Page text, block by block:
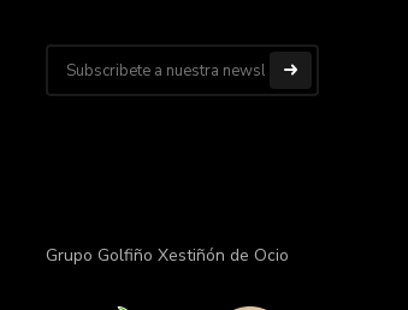
Grupo Golfiño Xestiñón de Ocio